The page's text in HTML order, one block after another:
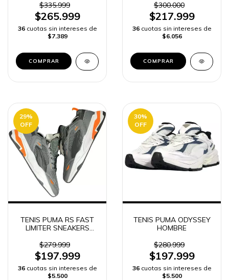
$335.999
$265.999
36 cuotas sin intereses de
$7.389
COMPRAR
$300.000
$217.999
36 cuotas sin intereses de
$6.056
COMPRAR
29%
OFF
TENIS PUMA RS FAST
LIMITER SNEAKERS
$279.999
$197.999
36 cuotas sin intereses de
$5.500
30%
OFF
TENIS PUMA ODYSSEY
HOMBRE
$280.999
$197.999
36 cuotas sin intereses de
$5.500